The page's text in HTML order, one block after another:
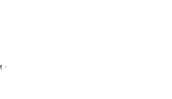
سلام وقت بخیر دوست عزیز محصولات ناموجود دیگه تولید نمیشود .